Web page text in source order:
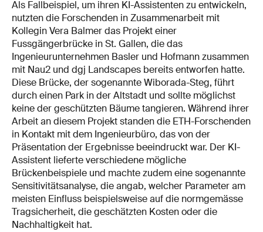
Als Fallbeispiel, um ihren KI-Assistenten zu entwickeln,
nutzten die Forschenden in Zusammenarbeit mit
Kollegin Vera Balmer das Projekt einer
Fussgängerbrücke in St. Gallen, die das
Ingenieurunternehmen Basler und Hofmann zusammen
mit Nau2 und dgj Landscapes bereits entworfen hatte.
Diese Brücke, der sogenannte Wiborada-Steg, führt
durch einen Park in der Altstadt und sollte möglichst
keine der geschützten Bäume tangieren. Während ihrer
Arbeit an diesem Projekt standen die ETH-Forschenden
in Kontakt mit dem Ingenieurbüro, das von der
Präsentation der Ergebnisse beeindruckt war. Der KI-
Assistent lieferte verschiedene mögliche
Brückenbeispiele und machte zudem eine sogenannte
Sensitivitätsanalyse, die angab, welcher Parameter am
meisten Einfluss beispielsweise auf die normgemässe
Tragsicherheit, die geschätzten Kosten oder die
Nachhaltigkeit hat.